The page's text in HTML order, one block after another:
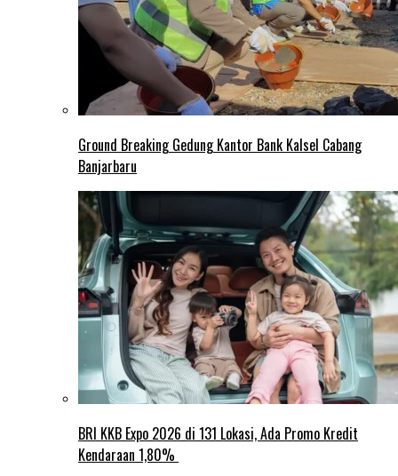
Ground Breaking Gedung Kantor Bank Kalsel Cabang
Banjarbaru
BRI KKB Expo 2026 di 131 Lokasi, Ada Promo Kredit
Kendaraan 1,80%